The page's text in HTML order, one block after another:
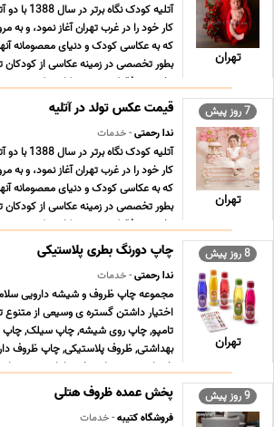
تهران
آتلیه کودک
کار خود را در غرب تهران آغاز نمود، و به
که به عکاسی کودک و دنیای معصومانه
بطور تخصصی در زمینه عکاسی از کودکان
تخصصی فقط در زمینه عکاسی کود ... ...
7 روز پیش
تهران
قیمت عکس تولد در آتلیه
ندا رحمتی- خدمات
آتلیه کودک
کار خود را در غرب تهران آغاز نمود، و به
که به عکاسی کودک و دنیای معصومانه
بطور تخصصی در زمینه عکاسی از کودکان
تخصصی فقط در زمینه عکاسی کود ... ...
8 روز پیش
تهران
چاپ دورنگ بطری پلاستیکی
ندا رحمتی- خدمات
مجموعه چاپ ظروف و شیشه دارویی
اختیار داشتن گستره ی وسیعی از
تامپو, چاپ روی شیشه, چاپ سیلک,
بهداشتی, ظروف پلاستیکی, چاپ ظروف
خدمات و محصولات خود را با توجه به
9 روز پیش پخش عمده ظروف هتلی
فروشگاه کتیبه- خدمات